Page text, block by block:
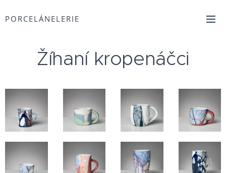
PORCELÁNELERIE
Žíhaní kropenáčci